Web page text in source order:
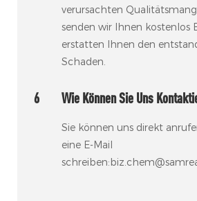
verursachten
senden wir Ihnen kostenlos
erstatten Ihnen den
Schaden.
6 Wie Können Sie Uns
Sie können uns direkt
eine E-Mail